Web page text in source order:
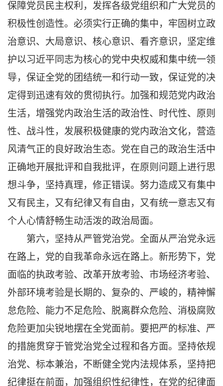
保障党员民主权利，发挥各级党组织和广大党员的
积极性创造性。必须实行正确的集中，牢固树立政
治意识、大局意识、核心意识、看齐意识，坚定维
护以习近平同志为核心的党中央权威和集中统一领
导，保证全党的团结统一和行动一致，保证党的决
定得到迅速有效的贯彻执行。加强和规范党内政治
生活，增强党内政治生活的政治性、时代性、原则
性、战斗性，发展积极健康的党内政治文化，营造
风清气正的良好政治生态。党在自己的政治生活中
正确地开展批评和自我批评，在原则问题上进行思
想斗争，坚持真理，修正错误。努力造成又有集中
又有民主，又有纪律又有自由，又有统一意志又有
个人心情舒畅生动活泼的政治局面。
第六，坚持从严管党治党。全面从严治党永远
在路上，党的自我革命永远在路上。新形势下，党
面临的执政考验、改革开放考验、市场经济考验、
外部环境考验是长期的、复杂的、严峻的，精神懈
怠危险、能力不足危险、脱离群众危险、消极腐败
危险更加尖锐地摆在全党面前。要把严的标准、严
的措施贯穿于管党治党全过程和各方面。坚持依规
治党、标本兼治，不断健全党内法规体系，坚持把
纪律挺在前面，加强组织性纪律性，在党的纪律面